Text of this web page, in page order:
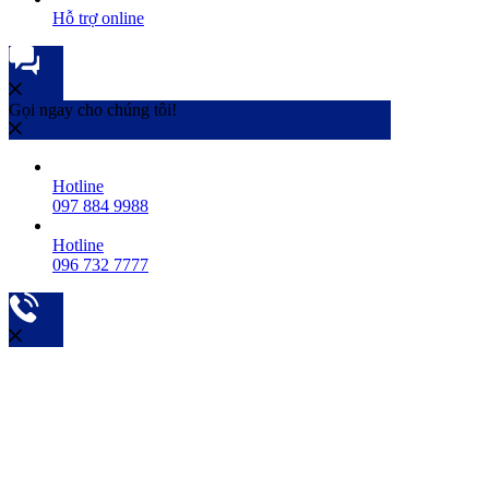
Hỗ trợ online
Gọi ngay cho chúng tôi!
Hotline
097 884 9988
Hotline
096 732 7777